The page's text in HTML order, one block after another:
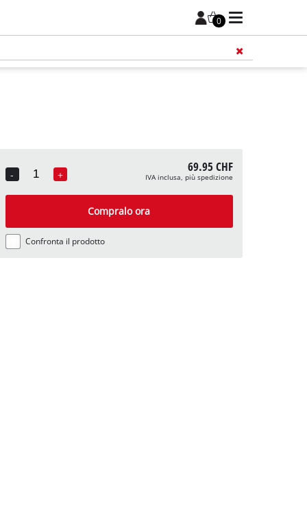
0
-
Quantity
+ 69.95 CHF
IVA inclusa, più spedizione
Compralo ora
Confronta il prodotto